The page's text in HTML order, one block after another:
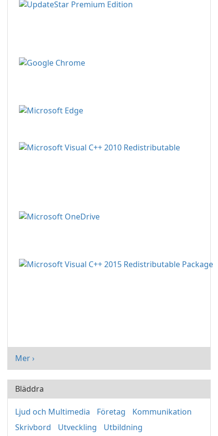
Mer ›
Bläddra
Ljud och Multimedia Företag
Kommunikation
Skrivbord
Utveckling Utbildning